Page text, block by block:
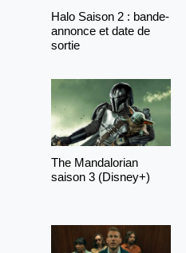
Halo Saison 2 : bande-
annonce et date de
sortie
The Mandalorian
saison 3 (Disney+)